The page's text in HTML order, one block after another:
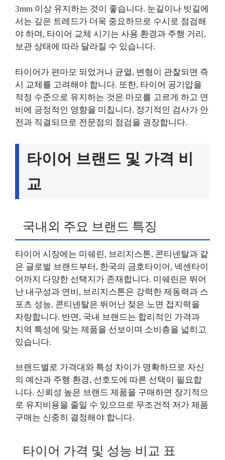
3mm 이상 유지하는 것이 좋습니다. 눈길이나 빗길에
서는 깊은 트레드가 더욱 중요하므로 수시로 점검해
야 하며, 타이어 교체 시기는 사용 환경과 주행 거리,
보관 상태에 따라 달라질 수 있습니다.
타이어가 편마모 되었거나 균열, 변형이 관찰되면 즉
시 교체를 고려해야 합니다. 또한, 타이어 공기압을
적정 수준으로 유지하는 것은 마모를 고르게 하고 연
비에 긍정적인 영향을 미칩니다. 정기적인 검사가 안
전과 직결되므로 전문점의 점검을 권장합니다.
타이어 브랜드 및 가격 비
교
국내외 주요 브랜드 특징
타이어 시장에는 미쉐린, 브리지스톤, 콘티넨탈과 같
은 글로벌 브랜드부터, 한국의 금호타이어, 넥센타이
어까지 다양한 선택지가 존재합니다. 미쉐린은 뛰어
난 내구성과 연비, 브리지스톤은 강력한 제동력과 스
포츠 성능, 콘티넨탈은 뛰어난 젖은 노면 접지력을
자랑합니다. 반면, 국내 브랜드는 합리적인 가격과
지역 특성에 맞는 제품을 선보이며 소비층을 넓히고
있습니다.
브랜드별로 가격대와 특성 차이가 명확하므로 자신
의 예산과 주행 환경, 선호도에 따른 선택이 필요합
니다. 신뢰성 높은 브랜드 제품을 구매하면 장기적으
로 유지비용을 줄일 수 있으므로 무조건적 저가 제품
구매는 신중히 결정해야 합니다.
타이어 가격 및 성능 비교 표